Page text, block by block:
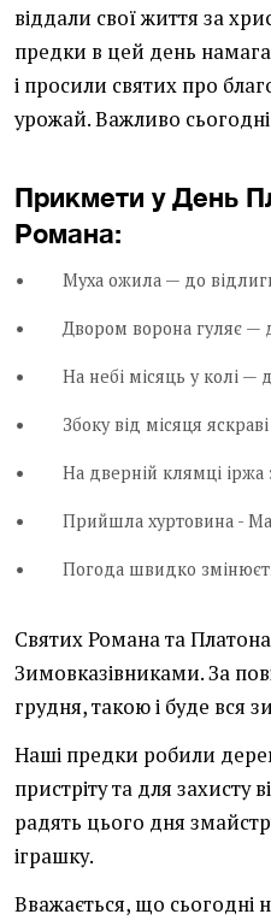
віддали свої життя за
предки в цей день
і просили святих про
урожай. Важливо сьогодні
Прикмети у День
Романа:
Муха ожила — до
Двором ворона гуляє —
На небі місяць у колі —
Збоку від місяця
На дверній клямці
Прийшла хуртовина -
Погода швидко
Святих Романа та
Зимовказівниками. За
грудня, такою і буде вся
Наші предки робили
пристріту та для захисту
радять цього дня
іграшку.
Вважається, що сьогодні